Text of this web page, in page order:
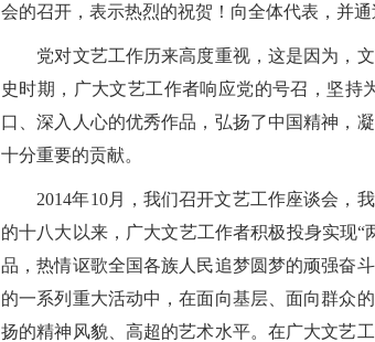
会的召开，表示热烈的祝贺！向全体代表，并
党对文艺工作历来高度重视，这是因为，文
史时期，广大文艺工作者响应党的号召，坚持
口、深入人心的优秀作品，弘扬了中国精神，
十分重要的贡献。
2014年10月，我们召开文艺工作座谈会，我
的十八大以来，广大文艺工作者积极投身实现
品，热情讴歌全国各族人民追梦圆梦的顽强奋
的一系列重大活动中，在面向基层、面向群众
扬的精神风貌、高超的艺术水平。在广大文艺